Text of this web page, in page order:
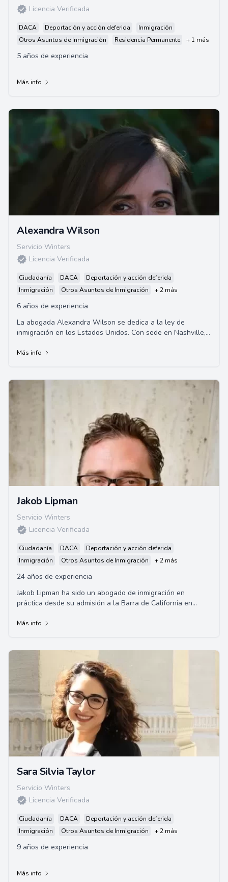
Licencia Verificada
DACA Deportación y acción deferida
Inmigración
Otros Asuntos de Inmigración
Residencia Permanente + 1 más
5 años de experiencia
Más info
Alexandra Wilson
Servicio Winters
Licencia Verificada
Ciudadanía DACA
Deportación y acción deferida
Inmigración
Otros Asuntos de Inmigración + 2 más
6 años de experiencia
La abogada Alexandra Wilson se dedica a la ley de
inmigración en los Estados Unidos. Con sede en Nashville,
Más info
Jakob Lipman
Servicio Winters
Licencia Verificada
Ciudadanía DACA
Deportación y acción deferida
Inmigración
Otros Asuntos de Inmigración + 2 más
24 años de experiencia
Jakob Lipman ha sido un abogado de inmigración en
práctica desde su admisión a la Barra de California en
Más info
Sara Silvia Taylor
Servicio Winters
Licencia Verificada
Ciudadanía DACA
Deportación y acción deferida
Inmigración
Otros Asuntos de Inmigración + 2 más
9 años de experiencia
Más info